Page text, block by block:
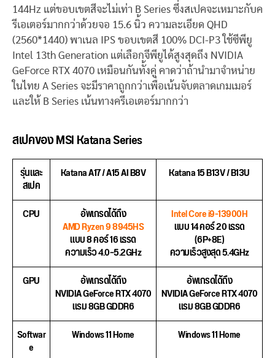
144Hz แต่ขอบเขตสีจะไม่เท่า B Series ซึ่งสเปคจะเหมาะกับค
รีเอเตอร์มากกว่าด้วยจอ 15.6 นิ้ว ความละเอียด QHD
(2560*1440) พาเนล IPS ขอบเขตสี 100% DCI-P3 ใช้ซีพียู
Intel 13th Generation แต่เลือกจีพียูได้สูงสุดถึง NVIDIA
GeForce RTX 4070 เหมือนกันทั้งคู่ คาดว่าถ้านำมาจำหน่าย
ในไทย A Series จะมีราคาถูกกว่าเพื่อเน้นจับตลาดเกมเมอร์
และให้ B Series เน้นทางครีเอเตอร์มากกว่า
สเปคของ MSI Katana Series
รุ่นและ
สเปค
Katana A17 / A15 AI B8V Katana 15 B13V / B13U
CPU อัพเกรดได้ถึง
AMD Ryzen 9 8945HS
แบบ 8 คอร์ 16 เธรด
ความเร็ว 4.0~5.2GHz
Intel Core i9-13900H
แบบ 14 คอร์ 20 เธรด
(6P+8E)
ความเร็วสูงสุด 5.4GHz
GPU
อัพเกรดได้ถึง
NVIDIA GeForce RTX 4070
แรม 8GB GDDR6
อัพเกรดได้ถึง
NVIDIA GeForce RTX 4070
แรม 8GB GDDR6
Softwar
e
Windows 11 Home Windows 11 Home